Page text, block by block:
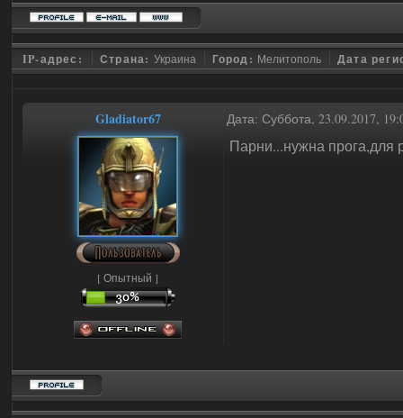
IP-адрес: Страна: Украина Город: Мелитополь Дата
Gladiator67 Дата: Суббота, 23.09.2017,
[ Опытный ]
Парни...нужна прога,для